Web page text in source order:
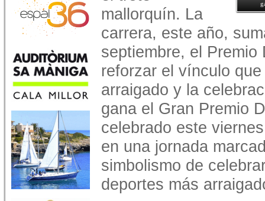
mallorquín. La
carrera, este año,
septiembre, el Premio
reforzar el vínculo
arraigado y la
gana el Gran Premio
celebrado este
en una jornada
simbolismo de
deportes más